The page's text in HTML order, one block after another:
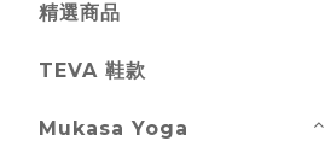
精選商品
TEVA 鞋款
Mukasa Yoga